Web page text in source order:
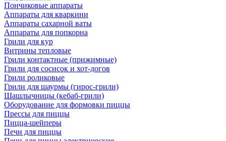
Пончиковые аппараты
Аппараты для кваркини
Аппараты сахарной ваты
Аппараты для попкорна
Грили для кур
Витрины тепловые
Грили контактные (прижимные)
Грили для сосисок и хот-догов
Грили роликовые
Грили для шаурмы (гирос-грили)
Шашлычницы (кебаб-грили)
Оборудование для формовки пиццы
Прессы для пиццы
Пицца-шейперы
Печи для пиццы